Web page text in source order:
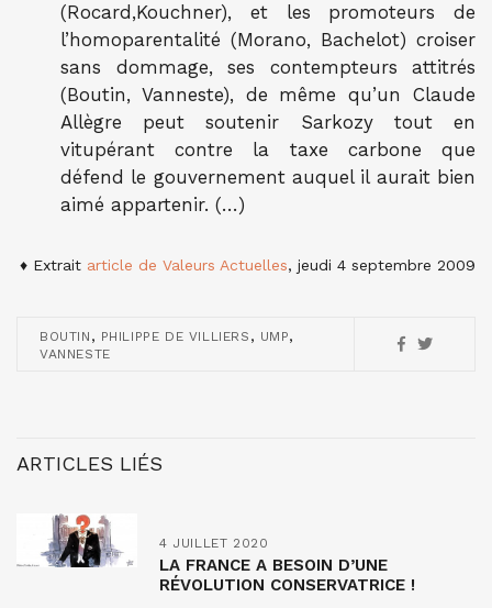
(Rocard,Kouchner), et les promoteurs de
l’homoparentalité (Morano, Bachelot) croiser
sans dommage, ses contempteurs attitrés
(Boutin, Vanneste), de même qu’un Claude
Allègre peut soutenir Sarkozy tout en
vitupérant contre la taxe carbone que
défend le gouvernement auquel il aurait bien
aimé appartenir. (…)
♦ Extrait article de Valeurs Actuelles, jeudi 4 septembre 2009
BOUTIN , PHILIPPE DE VILLIERS , UMP,
VANNESTE
ARTICLES LIÉS
4 JUILLET 2020
LA FRANCE A BESOIN D’UNE
RÉVOLUTION CONSERVATRICE !